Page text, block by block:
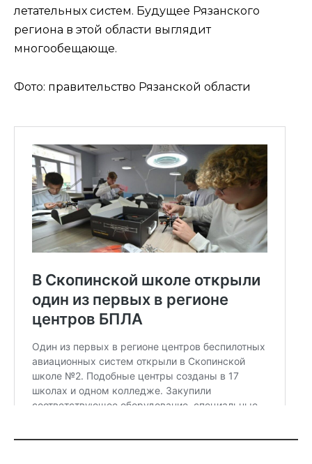
летательных систем. Будущее Рязанского
региона в этой области выглядит
многообещающе.
Фото: правительство Рязанской области